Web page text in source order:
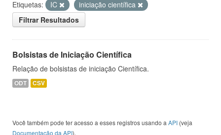
Etiquetas:
IC
iniciação científica
Filtrar Resultados
Bolsistas de Iniciação Científica
Relação de bolsistas de iniciação Científica.
ODT CSV
Você também pode ter acesso a esses registros usando a API (veja
Documentação da API).